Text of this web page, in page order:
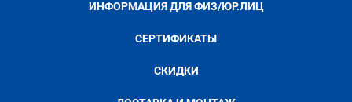
ИНФОРМАЦИЯ ДЛЯ ФИЗ/ЮР.ЛИЦ
СЕРТИФИКАТЫ
СКИДКИ